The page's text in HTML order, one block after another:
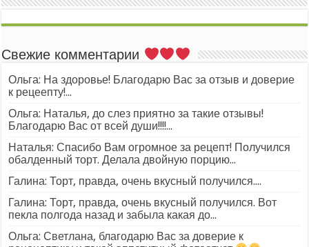
Свежие комментарии
Ольга: На здоровье! Благодарю Вас за отзыв и доверие
к рецеепту!...
Ольга: Наталья, до слез приятно за такие отзывы!
Благодарю Вас от всей души!!!!...
Наталья: Спасибо Вам огромное за рецепт! Получился
обалденный торт. Делала двойную порцию...
Галина: Торт, правда, очень вкусный получился....
Галина: Торт, правда, очень вкусный получился. Вот
пекла полгода назад и забыла какая до...
Ольга: Светлана, благодарю Вас за доверие к